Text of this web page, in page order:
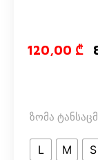
120,00 ₾
ზომა
L M S